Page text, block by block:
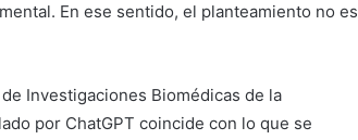
En ese sentido, el planteamiento no es
Investigaciones Biomédicas de la
por ChatGPT coincide con lo que se